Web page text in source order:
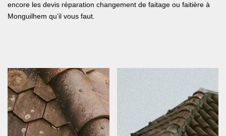
encore les devis réparation changement de faitage ou faitière à
Monguilhem qu’il vous faut.